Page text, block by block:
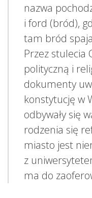
nazwa
i ford (bród),
tam bród
Przez stulecia
polityczną i
dokumenty
konstytucję w
odbywały się
rodzenia się
miasto jest
z
ma do